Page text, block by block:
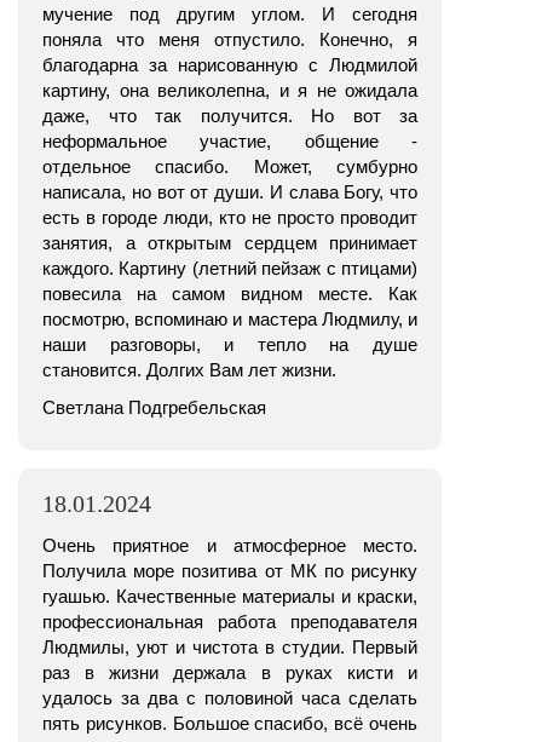
мучение под другим углом. И сегодня
поняла что меня отпустило. Конечно, я
благодарна за нарисованную с Людмилой
картину, она великолепна, и я не ожидала
даже, что так получится. Но вот за
неформальное участие, общение -
отдельное спасибо. Может, сумбурно
написала, но вот от души. И слава Богу, что
есть в городе люди, кто не просто проводит
занятия, а открытым сердцем принимает
каждого. Картину (летний пейзаж с птицами)
повесила на самом видном месте. Как
посмотрю, вспоминаю и мастера Людмилу, и
наши разговоры, и тепло на душе
становится. Долгих Вам лет жизни.
Светлана Подгребельская
18.01.2024
Очень приятное и атмосферное место.
Получила море позитива от МК по рисунку
гуашью. Качественные материалы и краски,
профессиональная работа преподавателя
Людмилы, уют и чистота в студии. Первый
раз в жизни держала в руках кисти и
удалось за два с половиной часа сделать
пять рисунков. Большое спасибо, всё очень